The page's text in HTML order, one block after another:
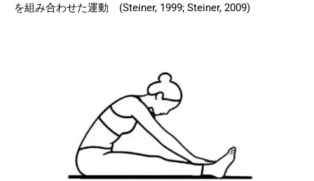
を組み合わせた運動 (Steiner, 1999; Steiner, 2009)